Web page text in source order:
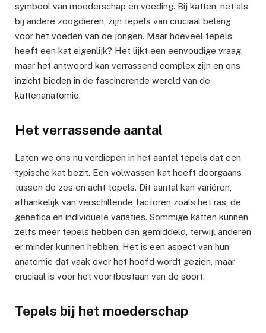
symbool van moederschap en voeding. Bij katten, net als
bij andere zoogdieren, zijn tepels van cruciaal belang
voor het voeden van de jongen. Maar hoeveel tepels
heeft een kat eigenlijk? Het lijkt een eenvoudige vraag,
maar het antwoord kan verrassend complex zijn en ons
inzicht bieden in de fascinerende wereld van de
kattenanatomie.
Het verrassende aantal
Laten we ons nu verdiepen in het aantal tepels dat een
typische kat bezit. Een volwassen kat heeft doorgaans
tussen de zes en acht tepels. Dit aantal kan variëren,
afhankelijk van verschillende factoren zoals het ras, de
genetica en individuele variaties. Sommige katten kunnen
zelfs meer tepels hebben dan gemiddeld, terwijl anderen
er minder kunnen hebben. Het is een aspect van hun
anatomie dat vaak over het hoofd wordt gezien, maar
cruciaal is voor het voortbestaan van de soort.
Tepels bij het moederschap